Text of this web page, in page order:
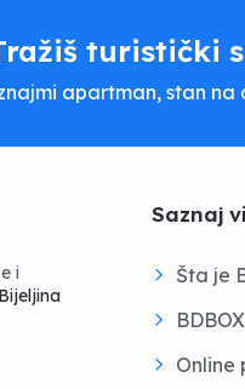
turistički
apartman, stan na
i
Bijeljina
Saznaj
Šta je
Online